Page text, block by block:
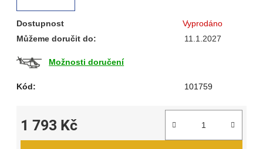
Dostupnost
Vyprodáno
Můžeme doručit do:
11.1.2027
Možnosti doručení
Kód: 101759
1 793 Kč
Měrná cena: